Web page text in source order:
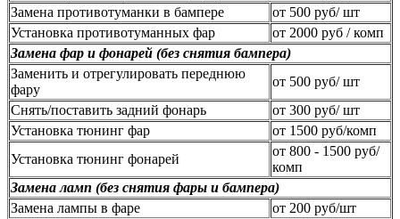
Замена противотуманки в бампере
от 500 руб/ шт
Установка противотуманных фар
от 2000 руб / комп
Замена фар и фонарей (без снятия бампера)
Заменить и отрегулировать переднюю
фару
от 500 руб/ шт
Снять/поставить задний фонарь
от 300 руб/ шт
Установка тюнинг фар
от 1500 руб/комп
Установка тюнинг фонарей
от 800 - 1500 руб/
комп
Замена ламп (без снятия фары и бампера)
Замена лампы в фаре
от 200 руб/шт